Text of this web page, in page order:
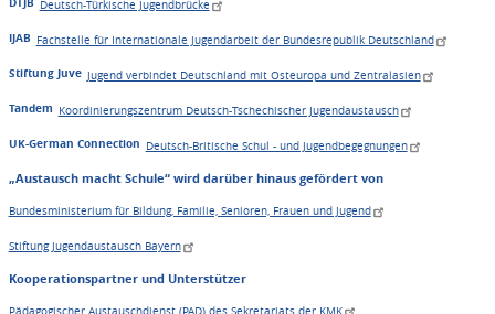
Deutsch-Türkische Jugendbrücke
IJAB Fachstelle für Internationale Jugendarbeit der Bundesrepublik Deutschland
Stiftung Juve Jugend verbindet Deutschland mit Osteuropa und Zentralasien
Tandem Koordinierungszentrum Deutsch-Tschechischer Jugendaustausch
UK-German Connection Deutsch-Britische Schul - und Jugendbegegnungen
„Austausch macht Schule“ wird darüber hinaus gefördert von
Bundesministerium für Bildung, Familie, Senioren, Frauen und Jugend
Stiftung Jugendaustausch Bayern
Kooperationspartner und Unterstützer
Pädagogischer Austauschdienst (PAD) des Sekretariats der KMK